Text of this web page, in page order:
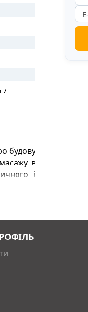
/
будову
в
і